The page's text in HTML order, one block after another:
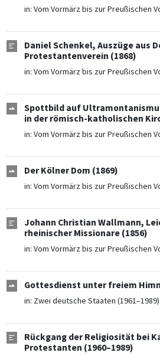
in: Vom Vormärz bis zur Preußischen
Daniel Schenkel, Auszüge aus
Protestantenverein (1868)
in: Vom Vormärz bis zur Preußischen
Spottbild auf
in der römisch-katholischen
in: Vom Vormärz bis zur Preußischen
Der Kölner Dom (1869)
in: Vom Vormärz bis zur Preußischen
Johann Christian Wallmann,
rheinischer Missionare (1856)
in: Vom Vormärz bis zur Preußischen
Gottesdienst unter freiem
in: Zwei deutsche Staaten (1961–1989)
Rückgang der Religiosität bei
Protestanten (1960–1989)